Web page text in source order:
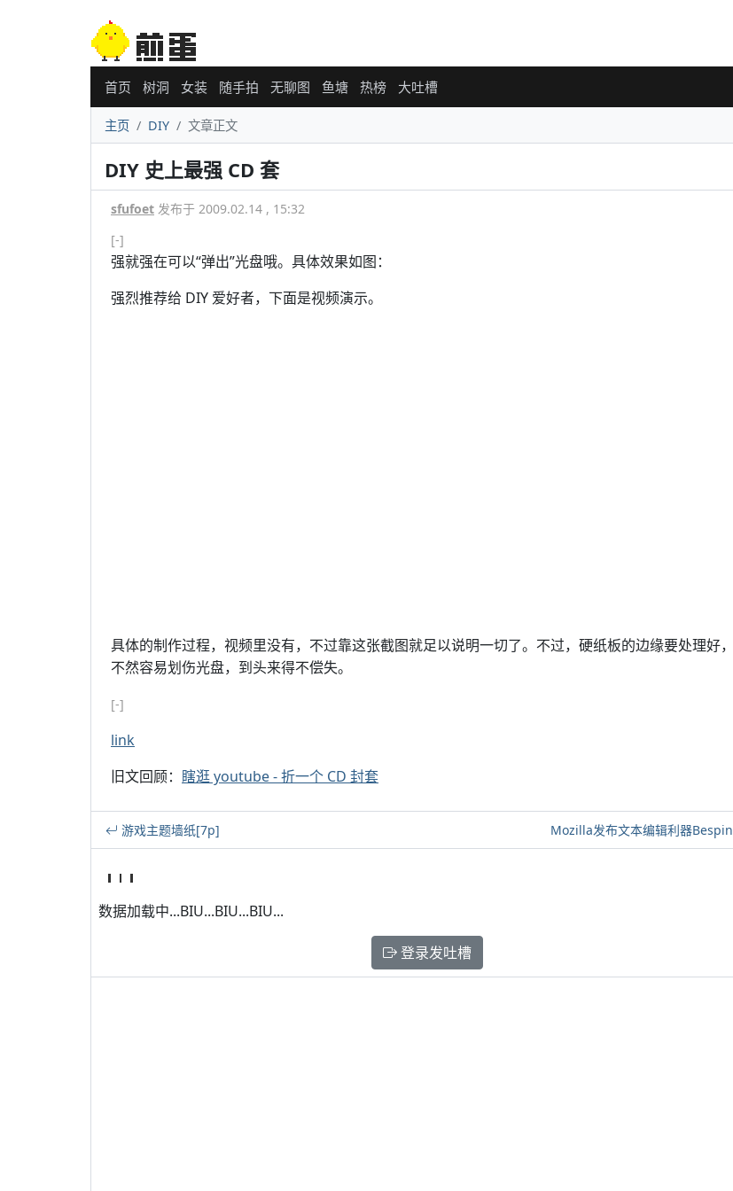
首页 树洞 女装 随手拍 无聊图 鱼塘 热榜 大吐槽
主页 DIY 文章正文
DIY 史上最强 CD 套
sfufoet 发布于 2009.02.14 , 15:32
[-]
强就强在可以“弹出”光盘哦。具体效果如图：
强烈推荐给 DIY 爱好者，下面是视频演示。
具体的制作过程，视频里没有，不过靠这张截图就足以说明一切了。不过，硬纸板的边缘要处理好，
不然容易划伤光盘，到头来得不偿失。
[-]
link
旧文回顾： 瞎逛 youtube - 折一个 CD 封套
游戏主题墙纸[7p] Mozilla发布文本编辑利器Bespin
数据加载中...BIU...BIU...BIU...
登录发吐槽